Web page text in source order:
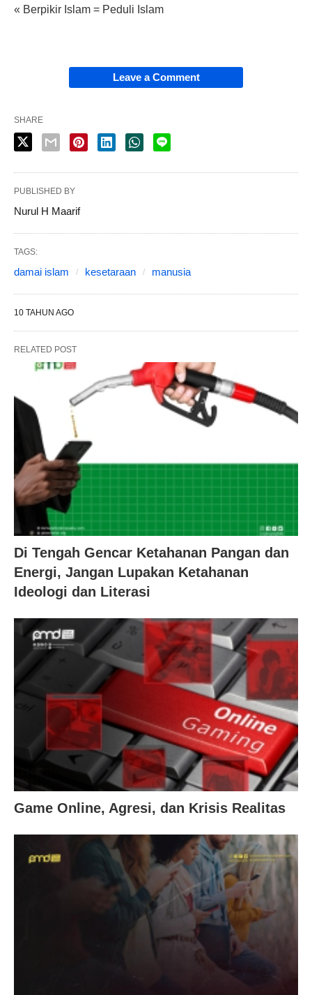
« Berpikir Islam = Peduli Islam
Leave a Comment
SHARE
PUBLISHED BY
Nurul H Maarif
TAGS:
damai islam kesetaraan manusia
10 TAHUN AGO
RELATED POST
Di Tengah Gencar Ketahanan Pangan dan
Energi, Jangan Lupakan Ketahanan
Ideologi dan Literasi
Game Online, Agresi, dan Krisis Realitas